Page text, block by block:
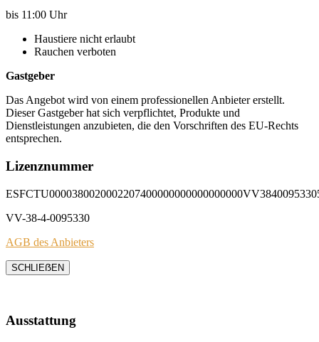
bis 11:00 Uhr
Haustiere nicht erlaubt
Rauchen verboten
Gastgeber
Das Angebot wird von einem professionellen Anbieter erstellt.
Dieser Gastgeber hat sich verpflichtet, Produkte und
Dienstleistungen anzubieten, die den Vorschriften des EU-Rechts
entsprechen.
Lizenznummer
VV-38-4-0095330
AGB des Anbieters
SCHLIEẞEN
Ausstattung